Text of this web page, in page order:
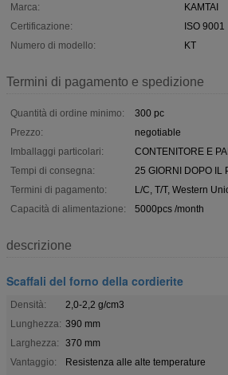
Marca:
KAMTAI
Certificazione:
ISO 9001
Numero di modello:
KT
Termini di pagamento e spedizione
Quantità di ordine minimo:
300 pc
Prezzo:
negotiable
Imballaggi particolari:
CONTENITORE E
Tempi di consegna:
25 GIORNI DOPO IL
Termini di pagamento:
L/C, T/T, Western
Capacità di alimentazione:
5000pcs /month
descrizione
Scaffali del forno della cordierite
Densità:
2,0-2,2 g/cm3
Lunghezza: 390 mm
Larghezza:
370 mm
Vantaggio:
Resistenza alle alte temperature